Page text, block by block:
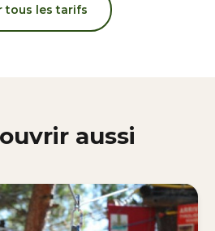
tous les tarifs
aussi